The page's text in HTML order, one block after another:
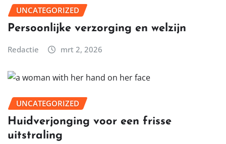
UNCATEGORIZED
Persoonlijke verzorging en welzijn
Redactie mrt 2, 2026
UNCATEGORIZED
Huidverjonging voor een frisse
uitstraling